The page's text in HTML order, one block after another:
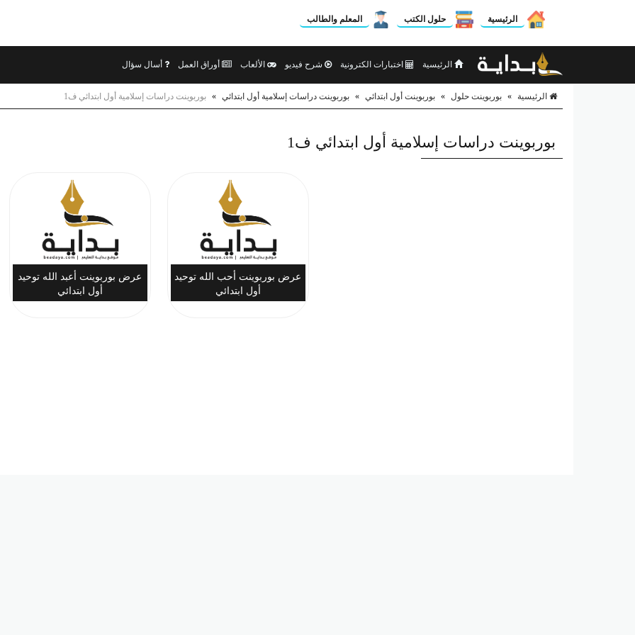
الرئيسية حلول الكتب المعلم والطالب
الرئيسية اختبارات الكترونية شرح فيديو الألعاب أوراق العمل أسال سؤال
الرئيسية » بوربوينت حلول » بوربوينت أول ابتدائي » بوربوينت دراسات إسلامية أول ابتدائي » بوربوينت دراسات إسلامية أول ابتدائي ف1
بوربوينت دراسات إسلامية أول ابتدائي ف1
عرض بوربوينت أحب الله توحيد
أول ابتدائي
عرض بوربوينت أعبد الله توحيد
أول ابتدائي